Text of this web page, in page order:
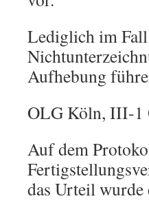
Lediglich im Fall
Aufhebung
OLG Köln, III-1
Auf dem
das Urteil wurde